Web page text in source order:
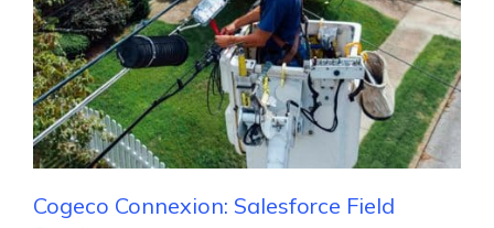
Cogeco Connexion: Salesforce Field